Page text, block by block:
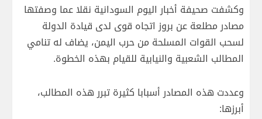
وكشفت صحيفة أخبار اليوم السودانية نقلا عما وصفتها
مصادر مطلعة عن بروز اتجاه قوى لدى قيادة الدولة
لسحب القوات المسلحة من حرب اليمن، يضاف له تنامي
المطالب الشعبية والنيابية للقيام بهذه الخطوة.
وعددت هذه المصادر أسبابا كثيرة تبرر هذه المطالب،
أبرزها: